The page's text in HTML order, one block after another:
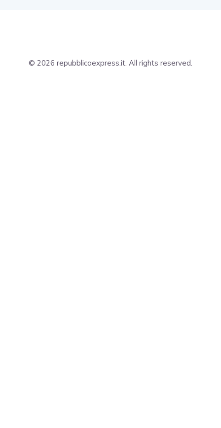
© 2026 repubblicaexpress.it. All rights reserved.